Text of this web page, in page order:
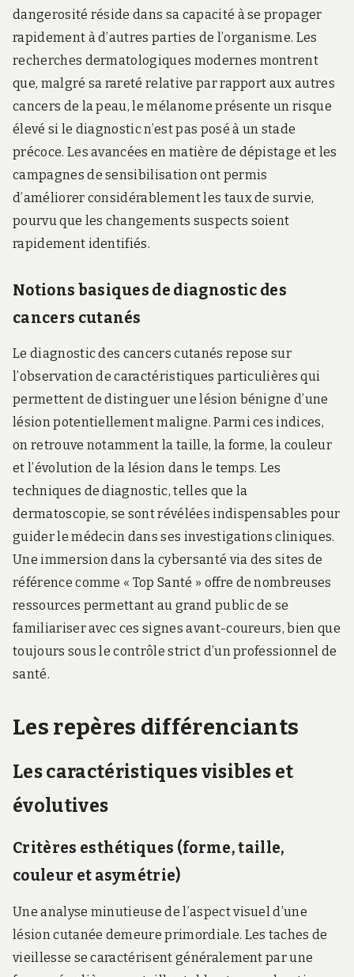
dangerosité réside dans sa capacité à se propager
rapidement à d’autres parties de l’organisme. Les
recherches dermatologiques modernes montrent
que, malgré sa rareté relative par rapport aux autres
cancers de la peau, le mélanome présente un risque
élevé si le diagnostic n’est pas posé à un stade
précoce. Les avancées en matière de dépistage et les
campagnes de sensibilisation ont permis
d’améliorer considérablement les taux de survie,
pourvu que les changements suspects soient
rapidement identifiés.
Notions basiques de diagnostic des
cancers cutanés
Le diagnostic des cancers cutanés repose sur
l’observation de caractéristiques particulières qui
permettent de distinguer une lésion bénigne d’une
lésion potentiellement maligne. Parmi ces indices,
on retrouve notamment la taille, la forme, la couleur
et l’évolution de la lésion dans le temps. Les
techniques de diagnostic, telles que la
dermatoscopie, se sont révélées indispensables pour
guider le médecin dans ses investigations cliniques.
Une immersion dans la cybersanté via des sites de
référence comme « Top Santé » offre de nombreuses
ressources permettant au grand public de se
familiariser avec ces signes avant-coureurs, bien que
toujours sous le contrôle strict d’un professionnel de
santé.
Les repères différenciants
Les caractéristiques visibles et
évolutives
Critères esthétiques (forme, taille,
couleur et asymétrie)
Une analyse minutieuse de l’aspect visuel d’une
lésion cutanée demeure primordiale. Les taches de
vieillesse se caractérisent généralement par une